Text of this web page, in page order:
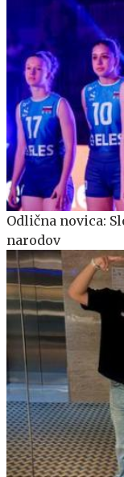
Odlična novica:
narodov